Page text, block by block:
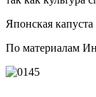
Японская
По материалам